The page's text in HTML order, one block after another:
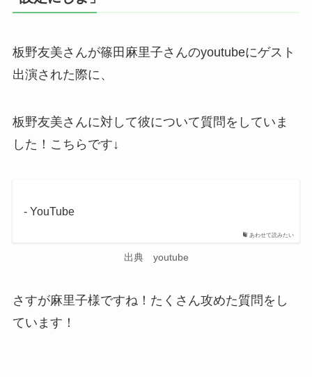
板野友美さんが篠田麻里子さんのyoutubeにゲスト
出演された際に、
板野友美さんに対して彼について質問をしていま
した！こちらです↓
あわせて読みたい
- YouTube
出典 youtube
さすが麻里子様ですね！たくさん攻めた質問をし
ています！